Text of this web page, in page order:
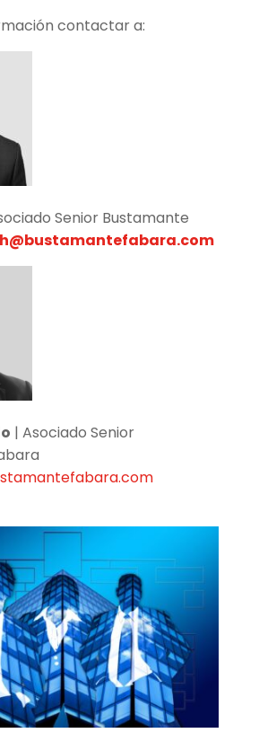
contactar a:
Senior Bustamante
| Asociado Senior